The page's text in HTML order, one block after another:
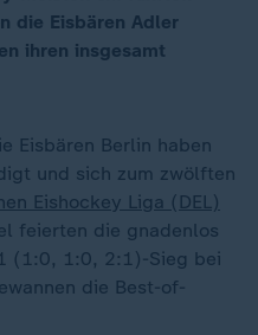
die Eisbären Adler
ihren insgesamt
Eisbären Berlin haben
und sich zum zwölften
Eishockey Liga (DEL)
feierten die gnadenlos
(1:0, 1:0, 2:1)-Sieg bei
die Best-of-